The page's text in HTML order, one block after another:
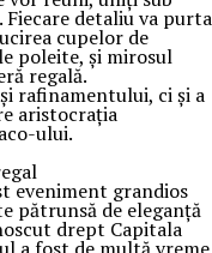
detaliu va purta
cupelor de
poleite, și mirosul
regală.
rafinamentului, ci și a
aristocrația
ului.
eveniment grandios
pătrunsă de eleganță
drept Capitala